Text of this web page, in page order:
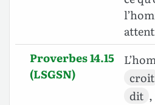
Proverbes 14.15
(LSGSN)
croit
dit